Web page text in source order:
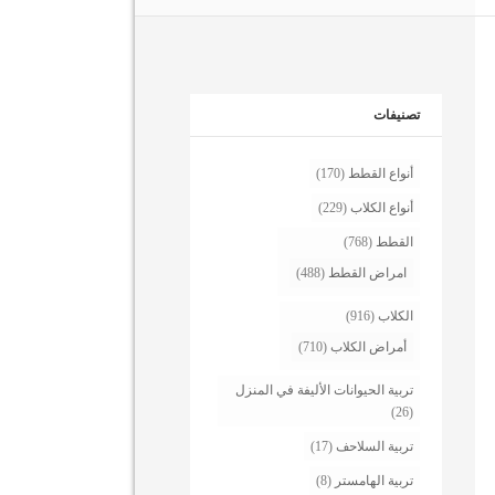
تصنيفات
أنواع القطط (170)
أنواع الكلاب (229)
القطط (768)
امراض القطط (488)
الكلاب (916)
أمراض الكلاب (710)
تربية الحيوانات الأليفة في المنزل
(26)
تربية السلاحف (17)
تربية الهامستر (8)